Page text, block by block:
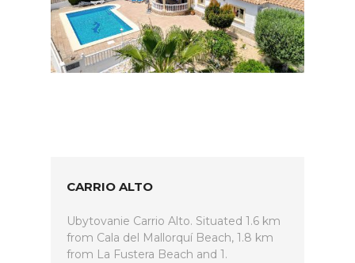
CARRIO ALTO
Ubytovanie Carrio Alto. Situated 1.6 km
from Cala del Mallorquí Beach, 1.8 km
from La Fustera Beach and 1.